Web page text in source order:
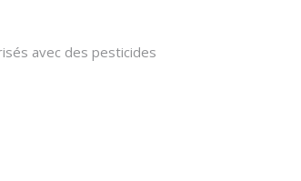
avec des pesticides